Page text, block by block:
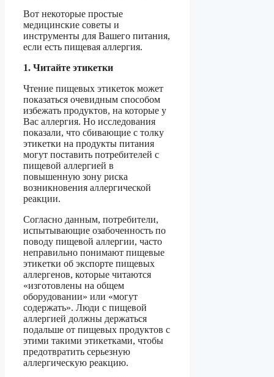
Вот некоторые простые
медицинские советы и
инструменты для Вашего питания,
если есть пищевая аллергия.
1. Читайте этикетки
Чтение пищевых этикеток может
показаться очевидным способом
избежать продуктов, на которые у
Вас аллергия. Но исследования
показали, что сбивающие с толку
этикетки на продукты питания
могут поставить потребителей с
пищевой аллергией в
повышенную зону риска
возникновения аллергической
реакции.
Согласно данным, потребители,
испытывающие озабоченность по
поводу пищевой аллергии, часто
неправильно понимают пищевые
этикетки об экспорте пищевых
аллергенов, которые читаются
«изготовлены на общем
оборудовании» или «могут
содержать». Люди с пищевой
аллергией должны держаться
подальше от пищевых продуктов с
этими такими этикетками, чтобы
предотвратить серьезную
аллергическую реакцию.